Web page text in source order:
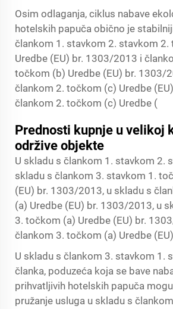
Osim odlaganja, ciklus nabave
hotelskih papuča obično je
člankom 1. stavkom 2. stavkom 2.
Uredbe (EU) br. 1303/2013 i
točkom (b) Uredbe (EU) br. 1303/
člankom 2. točkom (c) Uredbe
člankom 2. točkom (c) Uredbe (
Prednosti kupnje u velikoj
održive objekte
U skladu s člankom 1. stavkom 2.
skladu s člankom 3. stavkom 1.
(EU) br. 1303/2013, u skladu s
(a) Uredbe (EU) br. 1303/2013, u
3. točkom (a) Uredbe (EU) br.
člankom 3. točkom (a) Uredbe (EU)
U skladu s člankom 3. stavkom 1.
članka, poduzeća koja se bave
prihvatljivih hotelskih papuča
pružanje usluga u skladu s